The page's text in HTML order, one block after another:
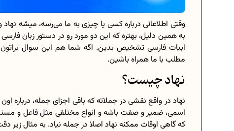
دوازدهم...
و گویا چه اعدادی...
دانلود رایگان کتاب‌های دوازدهم...
اعداد صحیح، طبیعی و گویا چه
وقتی اطلاعاتی درباره کسی یا چیزی به ما می‌رسه، میشه نهاد
به همین دلیل، بهتره که این دو مورد رو در دستور زبان
ابیات فارسی تشخیص بدین. اگه شما هم این سوال
مطلب با ما همراه باشین.
نهاد چیست؟
نهاد در واقع نقشی در جملاته که باقی اجزای جمله، درباره
اسمی، ضمیر و صفت باشه و انواع مختلفی مثل فاعل و
که گاهی اوقات ممکنه نهاد اصلا در جمله نیاد. به مثال زیر